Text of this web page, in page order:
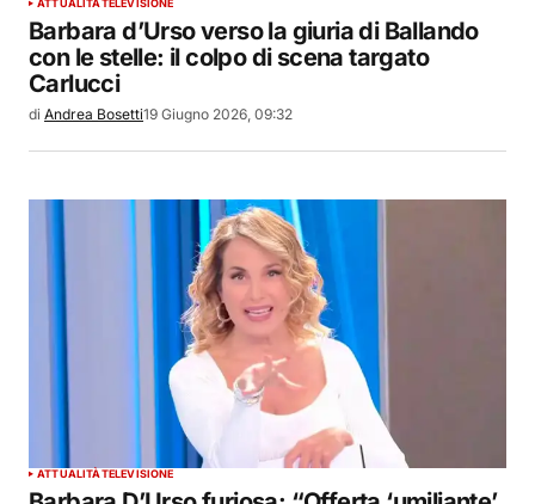
ATTUALITÀTELEVISIONE
Barbara d’Urso verso la giuria di Ballando
con le stelle: il colpo di scena targato
Carlucci
di Andrea Bosetti19 Giugno 2026, 09:32
ATTUALITÀTELEVISIONE